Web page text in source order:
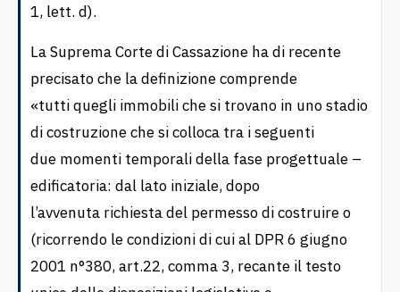
1, lett. d).
La Suprema Corte di Cassazione ha di recente
precisato che la definizione comprende
«tutti quegli immobili che si trovano in uno stadio
di costruzione che si colloca tra i seguenti
due momenti temporali della fase progettuale –
edificatoria: dal lato iniziale, dopo
l’avvenuta richiesta del permesso di costruire o
(ricorrendo le condizioni di cui al DPR 6 giugno
2001 n°380, art.22, comma 3, recante il testo